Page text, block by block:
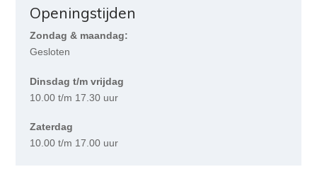
Openingstijden
Zondag & maandag:
Gesloten
Dinsdag t/m vrijdag
10.00 t/m 17.30 uur
Zaterdag
10.00 t/m 17.00 uur